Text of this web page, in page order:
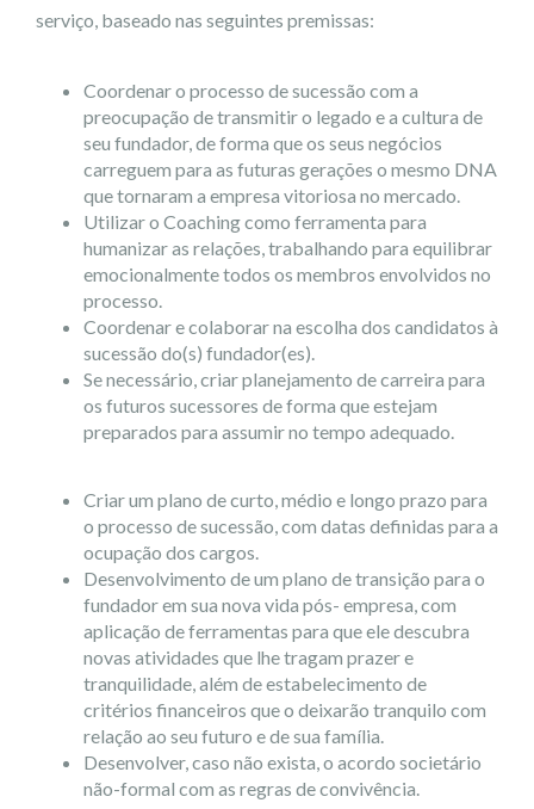
serviço, baseado nas seguintes premissas:
Coordenar o processo de sucessão com a
preocupação de transmitir o legado e a cultura de
seu fundador, de forma que os seus negócios
carreguem para as futuras gerações o mesmo DNA
que tornaram a empresa vitoriosa no mercado.
Utilizar o Coaching como ferramenta para
humanizar as relações, trabalhando para equilibrar
emocionalmente todos os membros envolvidos no
processo.
Coordenar e colaborar na escolha dos candidatos à
sucessão do(s) fundador(es).
Se necessário, criar planejamento de carreira para
os futuros sucessores de forma que estejam
preparados para assumir no tempo adequado.
Criar um plano de curto, médio e longo prazo para
o processo de sucessão, com datas definidas para a
ocupação dos cargos.
Desenvolvimento de um plano de transição para o
fundador em sua nova vida pós- empresa, com
aplicação de ferramentas para que ele descubra
novas atividades que lhe tragam prazer e
tranquilidade, além de estabelecimento de
critérios financeiros que o deixarão tranquilo com
relação ao seu futuro e de sua família.
Desenvolver, caso não exista, o acordo societário
não-formal com as regras de convivência.